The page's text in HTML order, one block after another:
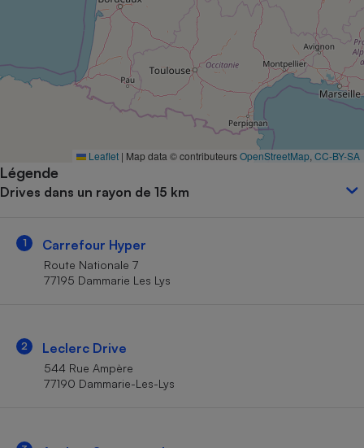
Leaflet | Map data © contributeursOpenStreetMap CC-BY-SA
Légende
Drives dans un rayon de 15 km
1 Carrefour Hyper
Route Nationale 7
77195 Dammarie Les Lys
2 Leclerc Drive
544 Rue Ampère
77190 Dammarie-Les-Lys
Complément
alimentaire
Assurance emprunteur
Banque
Petit électroménager -
Matelas
Mutuelle